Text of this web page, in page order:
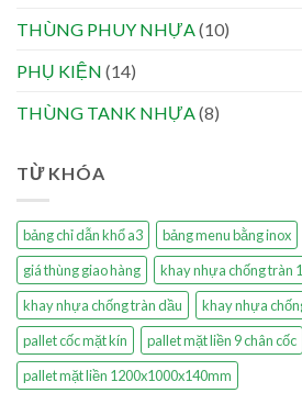
THÙNG PHUY NHỰA(10)
PHỤ KIỆN (14)
THÙNG TANK NHỰA(8)
TỪ KHÓA
bảng chỉ dẫn khổ a3 bảng menu bằng inox
giá thùng giao hàng
khay nhựa chống tràn
khay nhựa chống tràn dầu
khay nhựa
pallet cốc mặt kín
pallet mặt liền 9 chân cốc
pallet mặt liền 1200x1000x140mm